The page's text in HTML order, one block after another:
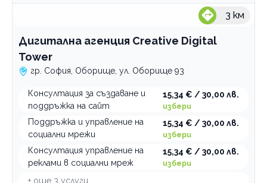
3 км
Дигитална агенция Creative Digital
Tower
гр. София, Оборище, ул. Оборище 93
Консултация за създаване и
поддръжка на сайт
15,34 € / 30,00 лв.
избери
Поддръжка и управление на
социални мрежи
15,34 € / 30,00 лв.
избери
Консултация управление на
реклами в социални мреж
15,34 € / 30,00 лв.
избери
+ още 3 услуги